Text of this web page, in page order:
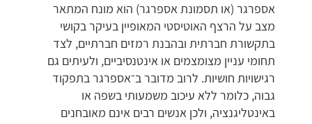
אספרגר (או תסמונת אספרגר) הוא מונח המתאר
מצב על הרצף האוטיסטי המאופיין בעיקר בקושי
בתקשורת חברתית ובהבנת רמזים חברתיים, לצד
תחומי עניין מצומצמים או אינטנסיביים, ולעיתים גם
רגישויות חושיות. לרוב מדובר ב־אספרגר בתפקוד
גבוה, כלומר ללא עיכוב משמעותי בשפה או
באינטליגנציה, ולכן אנשים רבים אינם מאובחנים